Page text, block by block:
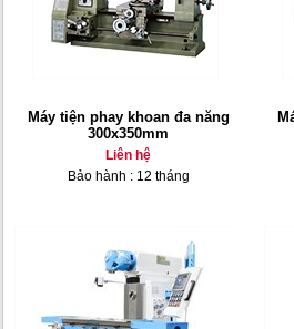
Máy tiện phay khoan đa năng
300x350mm
Liên hệ
Bảo hành : 12 tháng